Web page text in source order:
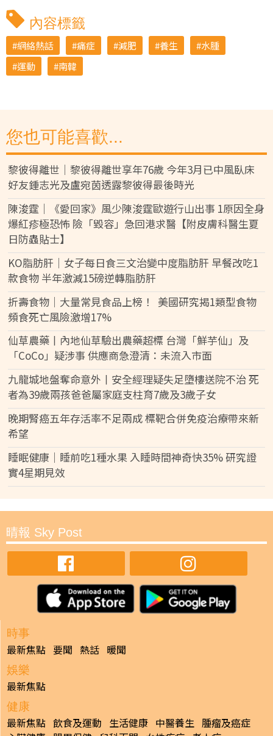
內容標籤
網絡熱話 痛症 減肥 養生
水腫
運動
南韓
您也可能喜歡...
黎彼得離世｜黎彼得離世享年76歲 今年3月已中風臥床
好友鍾志光及盧宛茵透露黎彼得最後時光
陳浚霆｜《愛回家》風少陳浚霆歐遊行山出事 1原因全身
爆紅疹極恐怖 險「毀容」急回港求醫【附皮膚科醫生夏
日防蟲貼士】
KO脂肪肝｜女子每日食三文治變中度脂肪肝 早餐改吃1
款食物 半年激減15磅逆轉脂肪肝
折壽食物｜大量常見食品上榜！ 美國研究揭1類型食物
頻食死亡風險激增17%
仙草農藥丨內地仙草驗出農藥超標 台灣「鮮芋仙」及
「CoCo」疑涉事 供應商急澄清：未流入市面
九龍城地盤奪命意外丨安全經理疑失足墮樓送院不治 死
者為39歲兩孩爸爸屬家庭支柱育7歲及3歲子女
晚期腎癌五年存活率不足兩成 標靶合併免疫治療帶來新
希望
睡眠健康｜睡前吃1種水果 入睡時間神奇快35% 研究證
實4星期見效
晴報 Sky Post
時事
最新焦點 要聞 熱話 暖聞
娛樂
最新焦點
健康
最新焦點 飲食及運動 生活健康 中醫養生 腫瘤及癌症